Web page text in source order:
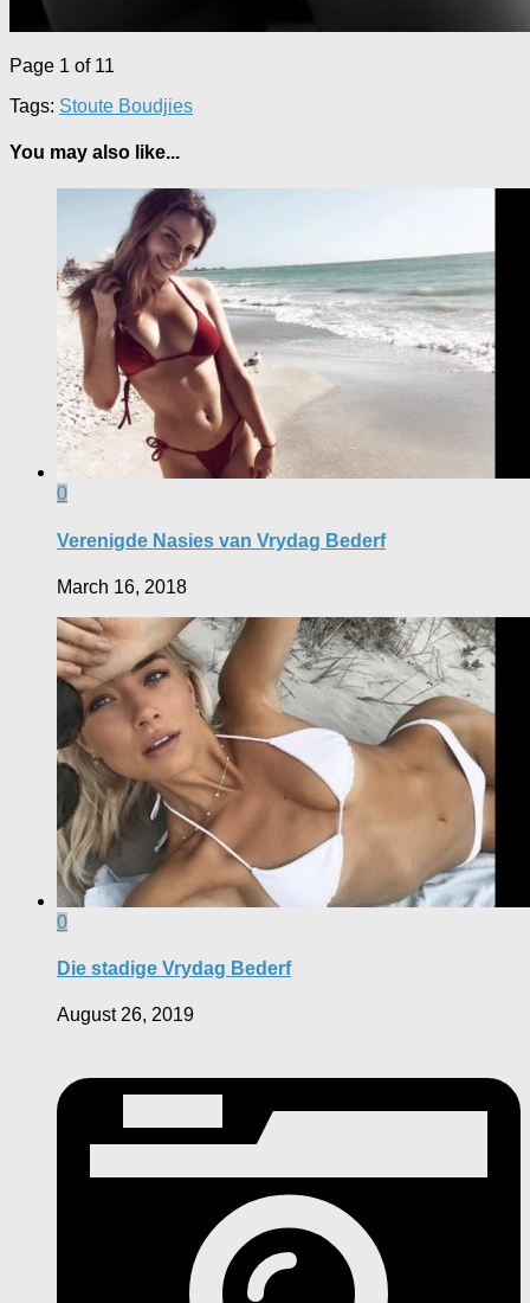
Page 1 of 11
Tags: Stoute Boudjies
You may also like...
0
Verenigde Nasies van Vrydag Bederf
March 16, 2018
0
Die stadige Vrydag Bederf
August 26, 2019